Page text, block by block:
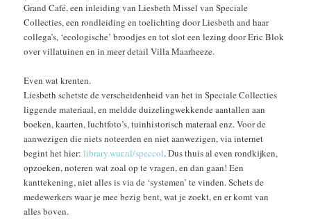
Grand Café, een inleiding van Liesbeth Missel van Speciale
Collecties, een rondleiding en toelichting door Liesbeth and haar
collega’s, ‘ecologische’ broodjes en tot slot een lezing door Eric Blok
over villatuinen en in meer detail Villa Maarheeze.
Even wat krenten.
Liesbeth schetste de verscheidenheid van het in Speciale Collecties
liggende materiaal, en meldde duizelingwekkende aantallen aan
boeken, kaarten, luchtfoto’s, tuinhistorisch materaal enz. Voor de
aanwezigen die niets noteerden en niet aanwezigen, via internet
begint het hier:library.wur.nl/speccol. Dus thuis al even rondkijken,
opzoeken, noteren wat zoal op te vragen, en dan gaan! Een
kanttekening, niet alles is via de ‘systemen’ te vinden. Schets de
medewerkers waar je mee bezig bent, wat je zoekt, en er komt van
alles boven.